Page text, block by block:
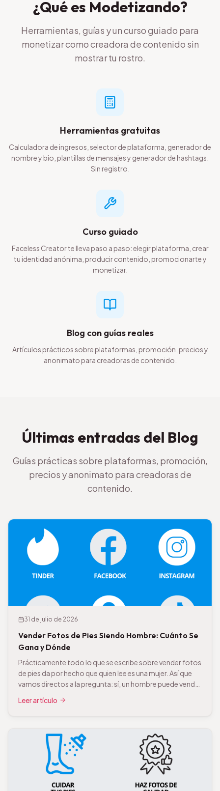
¿Qué es Modetizando?
Herramientas, guías y un curso guiado para
monetizar como creadora de contenido sin
mostrar tu rostro.
Herramientas gratuitas
Calculadora de ingresos, selector de plataforma, generador de
nombre y bio, plantillas de mensajes y generador de hashtags.
Sin registro.
Curso guiado
Faceless Creator te lleva paso a paso: elegir plataforma, crear
tu identidad anónima, producir contenido, promocionarte y
monetizar.
Blog con guías reales
Artículos prácticos sobre plataformas, promoción, precios y
anonimato para creadoras de contenido.
Últimas entradas del Blog
Guías prácticas sobre plataformas, promoción,
precios y anonimato para creadoras de
contenido.
31 de julio de 2026
Vender Fotos de Pies Siendo Hombre: Cuánto Se
Gana y Dónde
Prácticamente todo lo que se escribe sobre vender fotos
de pies da por hecho que quien lee es una mujer. Así que
vamos directos a la pregunta: sí, un hombre puede vender
son las mismas y no aplican condiciones distintas por
Leer artículo